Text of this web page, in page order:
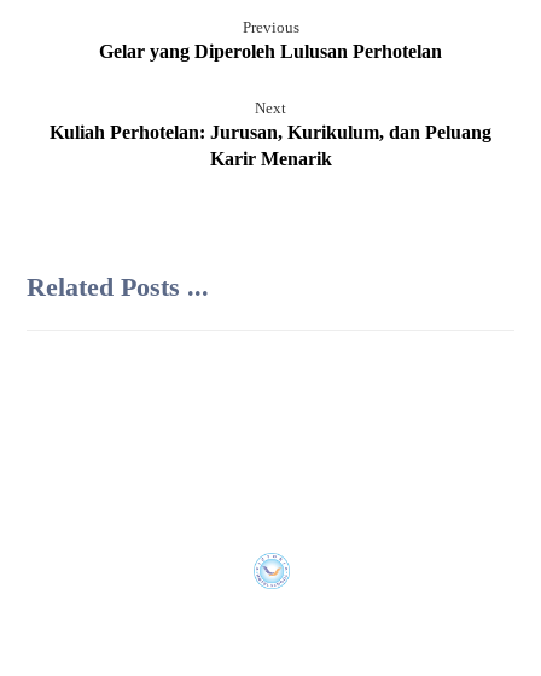
Previous
Gelar yang Diperoleh Lulusan Perhotelan
Next
Kuliah Perhotelan: Jurusan, Kurikulum, dan Peluang
Karir Menarik
Related Posts ...